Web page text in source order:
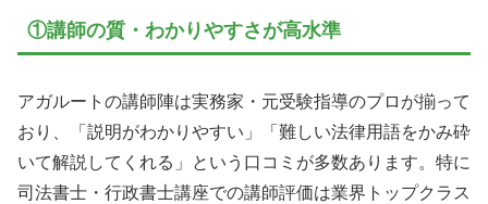
①講師の質・わかりやすさが高水準
アガルートの講師陣は実務家・元受験指導のプロが揃って
おり、「説明がわかりやすい」「難しい法律用語をかみ砕
いて解説してくれる」という口コミが多数あります。特に
司法書士・行政書士講座での講師評価は業界トップクラス